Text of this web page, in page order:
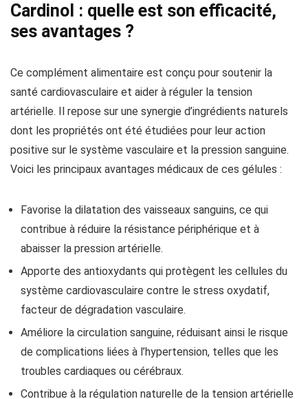
Cardinol : quelle est son efficacité,
ses avantages ?
Ce complément alimentaire est conçu pour soutenir la
santé cardiovasculaire et aider à réguler la tension
artérielle. Il repose sur une synergie d’ingrédients naturels
dont les propriétés ont été étudiées pour leur action
positive sur le système vasculaire et la pression sanguine.
Voici les principaux avantages médicaux de ces gélules :
Favorise la dilatation des vaisseaux sanguins, ce qui
contribue à réduire la résistance périphérique et à
abaisser la pression artérielle.
Apporte des antioxydants qui protègent les cellules du
système cardiovasculaire contre le stress oxydatif,
facteur de dégradation vasculaire.
Améliore la circulation sanguine, réduisant ainsi le risque
de complications liées à l’hypertension, telles que les
troubles cardiaques ou cérébraux.
Contribue à la régulation naturelle de la tension artérielle